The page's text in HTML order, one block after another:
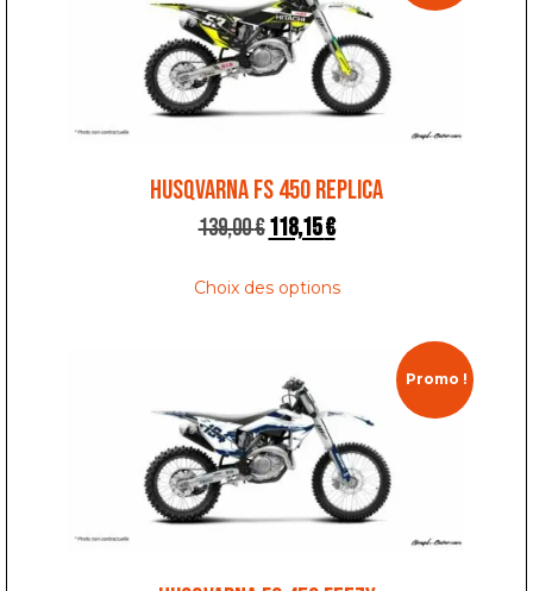
HUSQVARNA FS 450 REPLICA
139,00€118,15€
Choix des options
Promo !